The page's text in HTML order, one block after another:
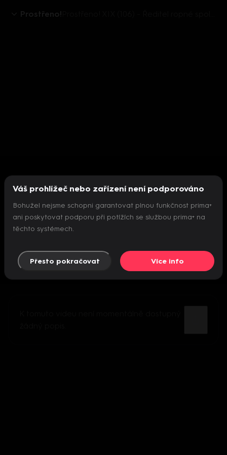
Prostřeno!
Nepodařilo se inicializovat přehrávač
Váš prohlížeč nebo zařízení není podporováno
Bohužel nejsme schopni garantovat plnou funkčnost prima+
ani poskytovat podporu při potížích se službou prima+ na
těchto systémech.
Přesto pokračovat Více info